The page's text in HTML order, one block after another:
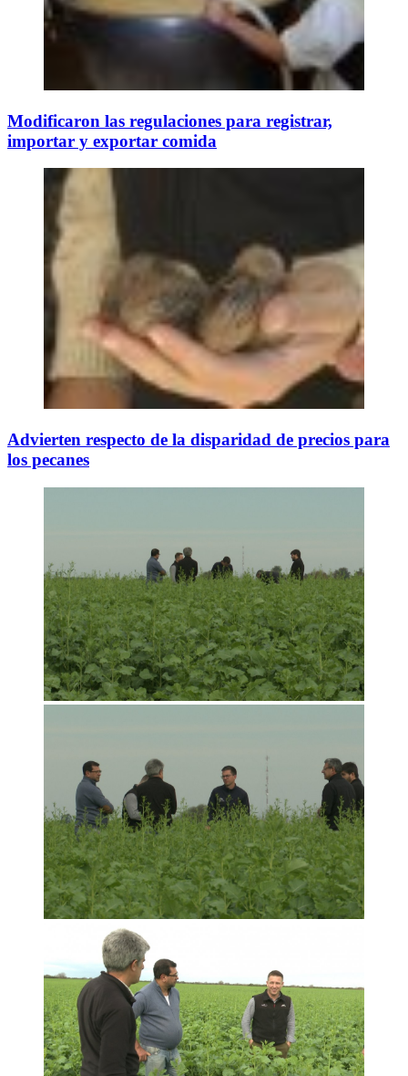
Modificaron las regulaciones para registrar,
importar y exportar comida
Advierten respecto de la disparidad de precios para
los pecanes